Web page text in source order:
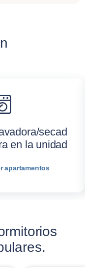
secad
en la unidad
apartamentos